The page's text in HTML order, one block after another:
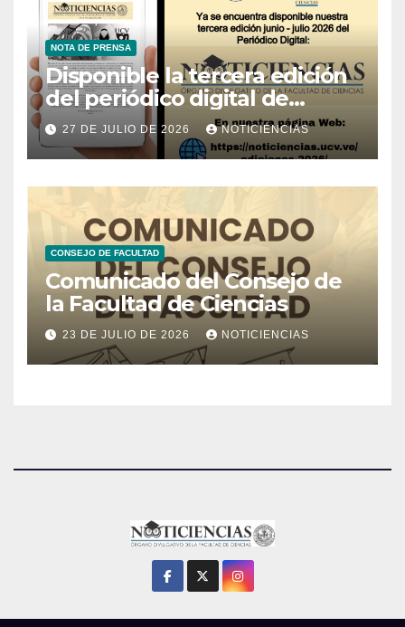
NOTA DE PRENSA
Disponible la tercera edición
del periódico digital de
Noticiencias 2026
27 DE JULIO DE 2026 NOTICIENCIAS
CONSEJO DE FACULTAD
Comunicado del Consejo de
la Facultad de Ciencias
23 DE JULIO DE 2026 NOTICIENCIAS